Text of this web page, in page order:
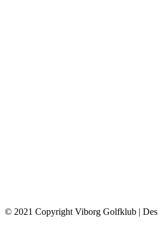
© 2021 Copyright Viborg Golfklub |